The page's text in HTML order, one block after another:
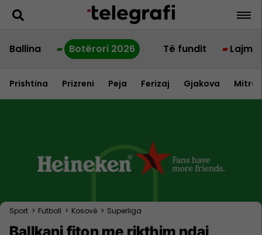
Ballina Botërori 2026 Të fundit Lajme
Prishtina Prizreni Peja Ferizaj Gjakova
Sport > Futboll > Kosovë > Superliga